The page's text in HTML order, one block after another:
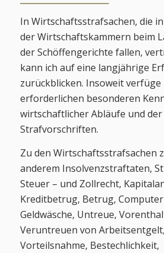
In Wirtschaftsstrafsachen, die
der Wirtschaftskammern beim
der Schöffengerichte fallen,
kann ich auf eine langjährige
zurückblicken. Insoweit verfüge
erforderlichen besonderen
wirtschaftlicher Abläufe und
Strafvorschriften.
Zu den Wirtschaftsstrafsachen
anderem Insolvenzstraftaten,
Steuer – und Zollrecht,
Kreditbetrug, Betrug,
Geldwäsche, Untreue,
Veruntreuen von
Vorteilsnahme, Bestechlichkeit,